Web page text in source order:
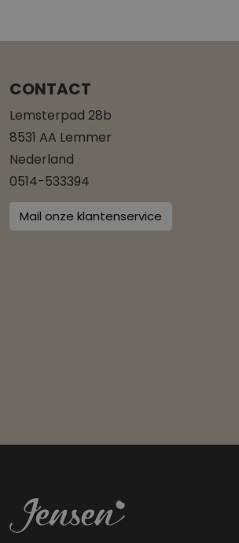
CONTACT
Lemsterpad 28b
8531 AA Lemmer
Nederland
0514-533394
Mail onze klantenservice